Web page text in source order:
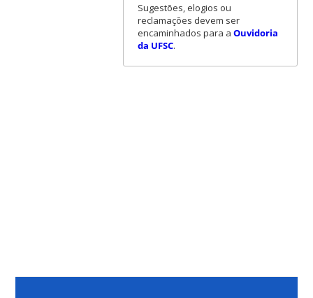
Sugestões, elogios ou
reclamações devem ser
encaminhados para a Ouvidoria
da UFSC.